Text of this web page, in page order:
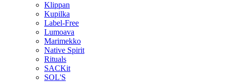
Klippan
Kupilka
Label-Free
Lumoava
Marimekko
Native Spirit
Rituals
SACKit
SOL'S